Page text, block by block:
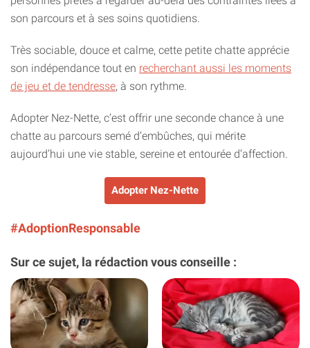
son parcours et à ses soins quotidiens.
Très sociable, douce et calme, cette petite chatte apprécie
son indépendance tout en recherchant aussi les moments
de jeu et de tendresse, à son rythme.
Adopter Nez-Nette, c’est offrir une seconde chance à une
chatte au parcours semé d’embûches, qui mérite
aujourd’hui une vie stable, sereine et entourée d’affection.
Adopter Nez-Nette
#AdoptionResponsable
Sur ce sujet, la rédaction vous conseille :